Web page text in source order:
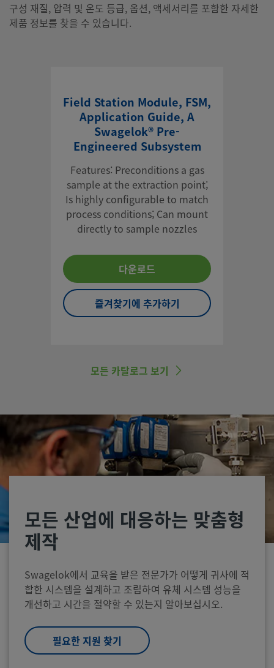
구성 재질, 압력 및 온도 등급, 옵션, 액세서리를 포함한 자세한
제품 정보를 찾을 수 있습니다.
Field Station Module, FSM,
Application Guide, A
Swagelok® Pre-
Engineered Subsystem
Features: Preconditions a gas
sample at the extraction point;
Is highly configurable to match
process conditions; Can mount
directly to sample nozzles
다운로드
즐겨찾기에 추가하기
모든 카탈로그 보기
모든 산업에 대응하는 맞춤형
제작
Swagelok에서 교육을 받은 전문가가 어떻게 귀사에 적
합한 시스템을 설계하고 조립하여 유체 시스템 성능을
개선하고 시간을 절약할 수 있는지 알아보십시오.
필요한 지원 찾기